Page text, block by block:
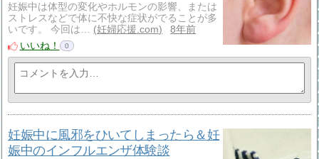
妊娠中は体型の変化やホルモンの影響、または
ストレスなどで体に不快な症状がでることが多
いです。 今回は…
妊婦応援.com
8年前
いいね！
0
妊娠中に風邪をひいてしまったら＆妊
娠中のインフルエンザ体験談